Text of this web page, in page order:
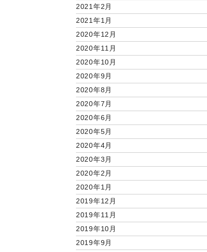
2021年2月
2021年1月
2020年12月
2020年11月
2020年10月
2020年9月
2020年8月
2020年7月
2020年6月
2020年5月
2020年4月
2020年3月
2020年2月
2020年1月
2019年12月
2019年11月
2019年10月
2019年9月